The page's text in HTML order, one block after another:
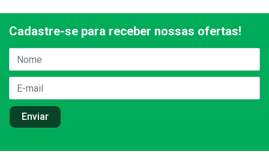
Cadastre-se para receber nossas ofertas!